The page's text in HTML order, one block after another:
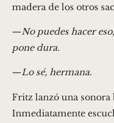
madera de los otros
—No puedes hacer
pone dura.
—Lo sé, hermana.
Fritz lanzó una sonora
Inmediatamente